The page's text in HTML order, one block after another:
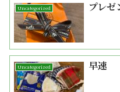
Uncategorized プレゼ
Uncategorized 早速